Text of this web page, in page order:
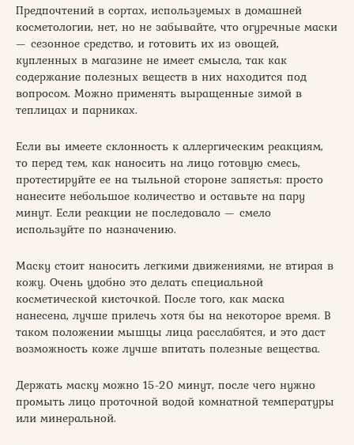
Предпочтений в сортах, используемых в домашней
косметологии, нет, но не забывайте, что огуречные маски
— сезонное средство, и готовить их из овощей,
купленных в магазине не имеет смысла, так как
содержание полезных веществ в них находится под
вопросом. Можно применять выращенные зимой в
теплицах и парниках.
Если вы имеете склонность к аллергическим реакциям,
то перед тем, как наносить на лицо готовую смесь,
протестируйте ее на тыльной стороне запястья: просто
нанесите небольшое количество и оставьте на пару
минут. Если реакции не последовало — смело
используйте по назначению.
Маску стоит наносить легкими движениями, не втирая в
кожу. Очень удобно это делать специальной
косметической кисточкой. После того, как маска
нанесена, лучше прилечь хотя бы на некоторое время. В
таком положении мышцы лица расслабятся, и это даст
возможность коже лучше впитать полезные вещества.
Держать маску можно 15-20 минут, после чего нужно
промыть лицо проточной водой комнатной температуры
или минеральной.